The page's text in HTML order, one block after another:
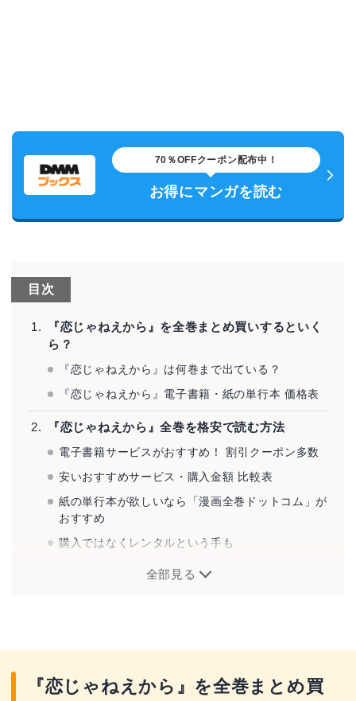
70％OFFクーポン配布中！
お得にマンガを読む
目次
『恋じゃねえから』を全巻まとめ買いするといく
ら？
『恋じゃねえから』は何巻まで出ている？
『恋じゃねえから』電子書籍・紙の単行本 価格表
『恋じゃねえから』全巻を格安で読む方法
電子書籍サービスがおすすめ！ 割引クーポン多数
安いおすすめサービス・購入金額 比較表
紙の単行本が欲しいなら「漫画全巻ドットコム」が
おすすめ
購入ではなくレンタルという手も
『恋じゃねえから』とは？
全部見る
『恋じゃねえから』を全巻まとめ買